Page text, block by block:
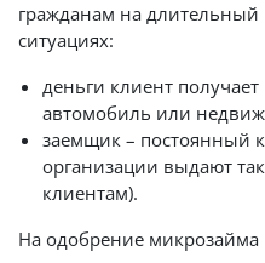
гражданам на
ситуациях:
деньги клиент
автомобиль или
заемщик – постоянный
организации выдают
клиентам).
На одобрение